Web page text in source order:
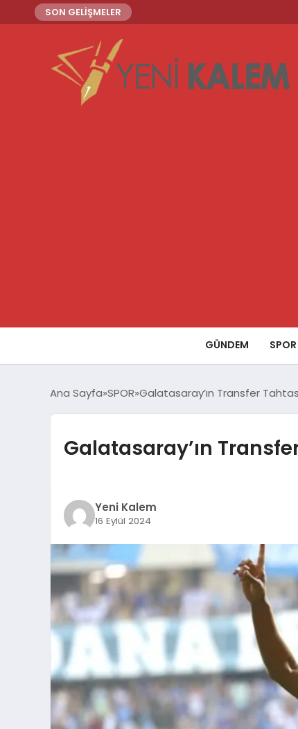
SON GELİŞMELER
GÜNDEM SPOR
Ana Sayfa SPOR Galatasaray’ın Transfer
Galatasaray’ın
Yeni Kalem
16 Eylül 2024